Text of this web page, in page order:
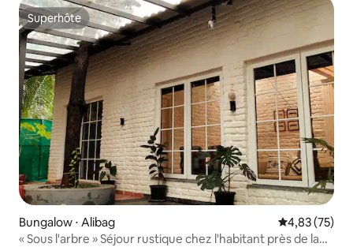
Superhôte
Superhôte
Bungalow ⋅ Alibag Évaluation
4,83 (75)
« Sous l'arbre » Séjour rustique chez l'habitant près de la